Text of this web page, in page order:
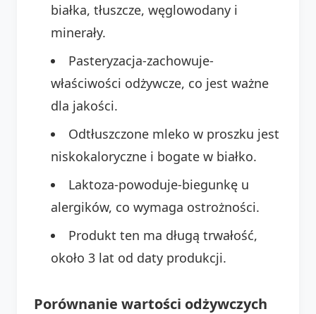
białka, tłuszcze, węglowodany i
minerały.
Pasteryzacja-zachowuje-
właściwości odżywcze, co jest ważne
dla jakości.
Odtłuszczone mleko w proszku jest
niskokaloryczne i bogate w białko.
Laktoza-powoduje-biegunkę u
alergików, co wymaga ostrożności.
Produkt ten ma długą trwałość,
około 3 lat od daty produkcji.
Porównanie wartości odżywczych